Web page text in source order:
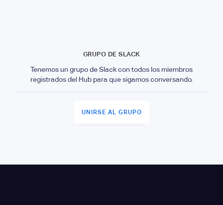
GRUPO DE SLACK
Tenemos un grupo de Slack con todos los miembros
registrados del Hub para que sigamos conversando.
UNIRSE AL GRUPO